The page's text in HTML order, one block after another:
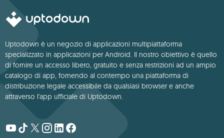
Uptodown è un negozio di applicazioni multipiattaforma
specializzato in applicazioni per Android. Il nostro obiettivo è quello
di fornire un accesso libero, gratuito e senza restrizioni ad un ampio
catalogo di app, fornendo al contempo una piattaforma di
distribuzione legale accessibile da qualsiasi browser e anche
attraverso l'app ufficiale di Uptodown.